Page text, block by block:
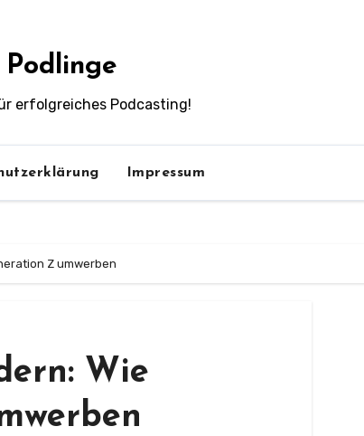
Podlinge
erfolgreiches Podcasting!
Impressum
Z umwerben
Wie